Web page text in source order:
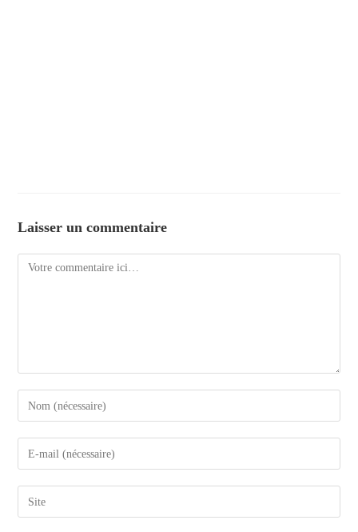
Laisser un commentaire